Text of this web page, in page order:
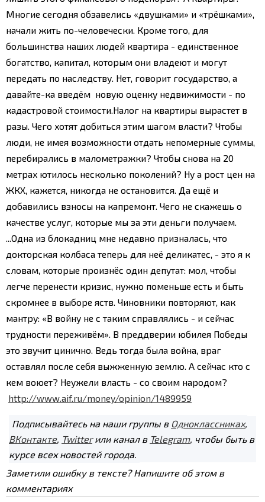
Многие сегодня обзавелись «двушками» и «трёшками»,
начали жить по-человечески. Кроме того, для
большинства наших людей квартира - единственное
богатство, капитал, которым они владеют и могут
передать по наследству. Нет, говорит государство, а
давайте-ка введём новую оценку недвижимости - по
кадастровой стоимости. Налог на квартиры вырастет в
разы. Чего хотят добиться этим шагом власти? Чтобы
люди, не имея возможности отдать непомерные суммы,
перебирались в малометражки? Чтобы снова на 20
метрах ютилось несколько поколений? Ну а рост цен на
ЖКХ, кажется, никогда не остановится. Да ещё и
добавились взносы на капремонт. Чего не скажешь о
качестве услуг, которые мы за эти деньги получаем.
...Одна из блокадниц мне недавно призналась, что
доктор­ская колбаса теперь для неё деликатес, - это я к
словам, которые произнёс один депутат: мол, чтобы
легче перенести кризис, нужно поменьше есть и быть
скромнее в выборе яств. Чиновники повторяют, как
мантру: «В войну не с таким справлялись - и сейчас
трудности переживём». В преддверии юбилея Победы
это звучит цинично. Ведь тогда была война, враг
оставлял после себя выжженную землю. А сейчас кто с
кем воюет? Неужели власть - со своим народом?
http://www.aif.ru/money/opinion/1489959
Подписывайтесь на наши группы в Одноклассниках,
ВКонтакте, Twitterили канал в Telegram, чтобы быть в
курсе всех новостей города.
Заметили ошибку в тексте? Напишите об этом в
комментариях